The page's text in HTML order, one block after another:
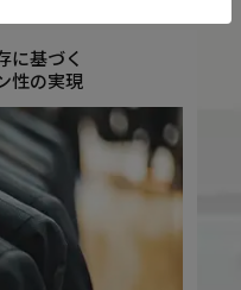
に基づく
性の実現